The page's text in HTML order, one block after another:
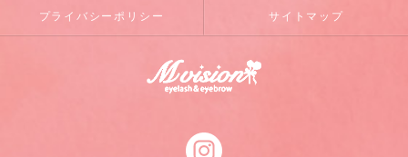
プライバシーポリシー サイトマップ